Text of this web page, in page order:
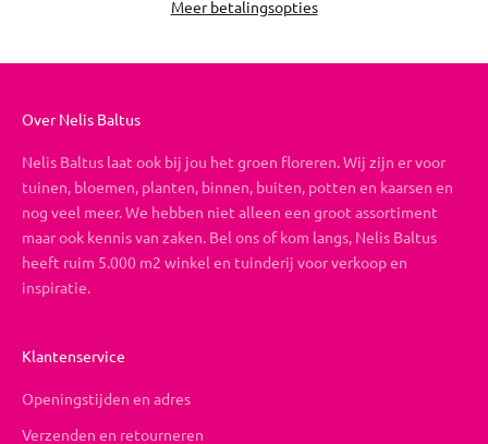
Meer betalingsopties
Over Nelis Baltus
Nelis Baltus laat ook bij jou het groen floreren. Wij zijn er voor
tuinen, bloemen, planten, binnen, buiten, potten en kaarsen en
nog veel meer. We hebben niet alleen een groot assortiment
maar ook kennis van zaken. Bel ons of kom langs, Nelis Baltus
heeft ruim 5.000 m2 winkel en tuinderij voor verkoop en
inspiratie.
Klantenservice
Openingstijden en adres
Verzenden en retourneren